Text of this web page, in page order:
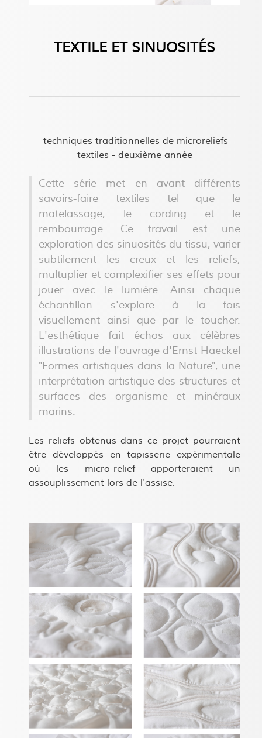
TEXTILE ET SINUOSITÉS
techniques traditionnelles de microreliefs
textiles - deuxième année
Cette série met en avant différents
savoirs-faire textiles tel que le
matelassage, le cording et le
rembourrage. Ce travail est une
exploration des sinuosités du tissu, varier
subtilement les creux et les reliefs,
multuplier et complexifier ses effets pour
jouer avec le lumière. Ainsi chaque
échantillon s'explore à la fois
visuellement ainsi que par le toucher.
L'esthétique fait échos aux célèbres
illustrations de l'ouvrage d'Ernst Haeckel
"Formes artistiques dans la Nature", une
interprétation artistique des structures et
surfaces des organisme et minéraux
marins.
Les reliefs obtenus dans ce projet pourraient
être développés en tapisserie expérimentale
où les micro-relief apporteraient un
assouplissement lors de l'assise.